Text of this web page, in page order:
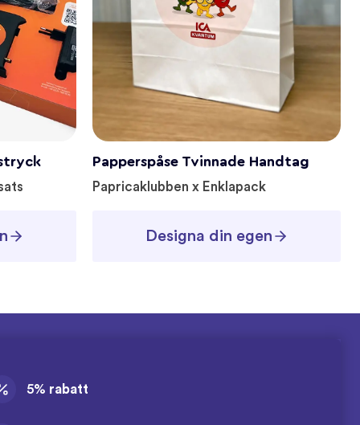
Papperspåse Tvinnade Handtag
Papricaklubben x Enklapack
Designa din egen
5% rabatt